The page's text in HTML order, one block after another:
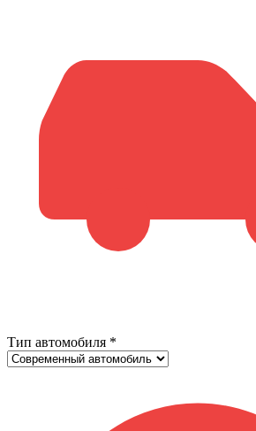
Тип автомобиля *